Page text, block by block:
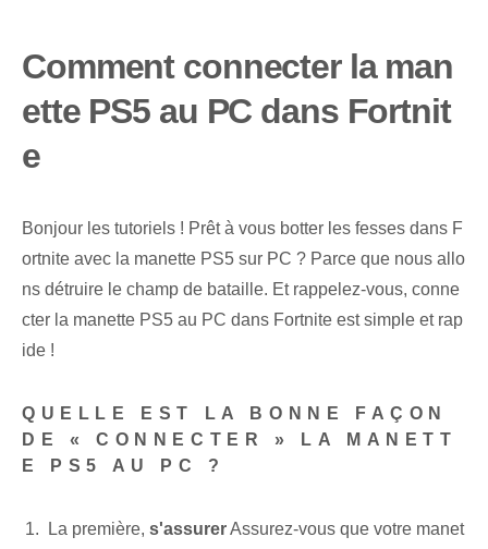
Comment connecter la man
ette PS5 au PC dans Fortnit
e
Bonjour les tutoriels ! Prêt à vous botter les fesses dans F
ortnite avec la manette PS5 sur PC ? Parce que nous allo
ns détruire le champ de bataille. Et rappelez-vous, conne
cter la manette PS5 au PC dans Fortnite est simple et rap
ide !
QUELLE EST LA BONNE FAÇON
DE « CONNECTER » LA MANETT
E PS5 AU PC ?
La première, s'assurerAssurez-vous que votre manet